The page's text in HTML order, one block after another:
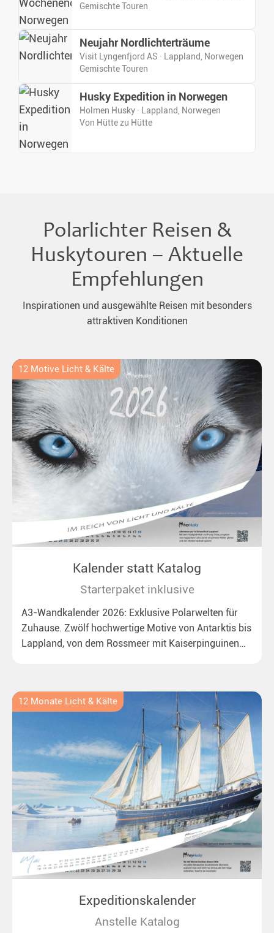
Gemischte Touren
Neujahr Nordlichterträume
Visit Lyngenfjord AS · Lappland, Norwegen
Gemischte Touren
Husky Expedition in Norwegen
Holmen Husky · Lappland, Norwegen
Von Hütte zu Hütte
Polarlichter Reisen &
Huskytouren – Aktuelle
Empfehlungen
Inspirationen und ausgewählte Reisen mit besonders
attraktiven Konditionen
12 Motive Licht & Kälte
Kalender statt Katalog
Starterpaket inklusive
A3-Wandkalender 2026: Exklusive Polarwelten für
Zuhause. Zwölf hochwertige Motive von Antarktis bis
Lappland, von dem Rossmeer mit Kaiserpinguinen
12 Monate Licht & Kälte
Expeditionskalender
Anstelle Katalog